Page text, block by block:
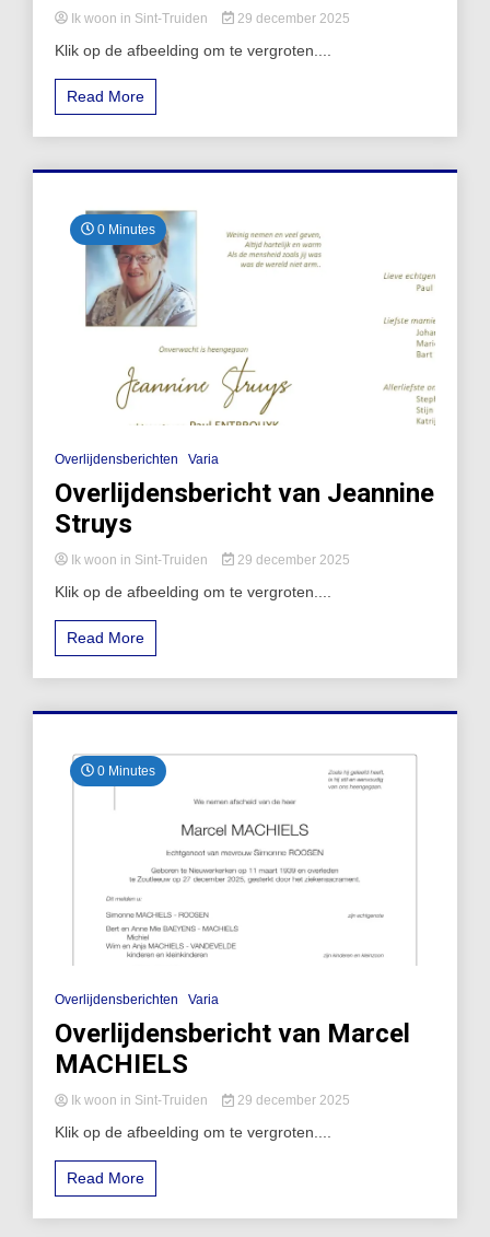
Ik woon in Sint-Truiden 29 december 2025
Klik op de afbeelding om te vergroten....
Read More
0 Minutes
Overlijdensberichten Varia
Overlijdensbericht van Jeannine
Struys
Ik woon in Sint-Truiden 29 december 2025
Klik op de afbeelding om te vergroten....
Read More
0 Minutes
Overlijdensberichten Varia
Overlijdensbericht van Marcel
MACHIELS
Ik woon in Sint-Truiden 29 december 2025
Klik op de afbeelding om te vergroten....
Read More